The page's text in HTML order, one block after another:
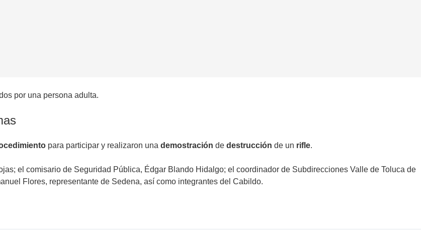
por una persona adulta.
para participar y realizaron una demostración de destrucción de un rifle.
el comisario de Seguridad Pública, Édgar Blando Hidalgo; el coordinador de Subdirecciones Valle de Toluca de
Flores, representante de Sedena, así como integrantes del Cabildo.